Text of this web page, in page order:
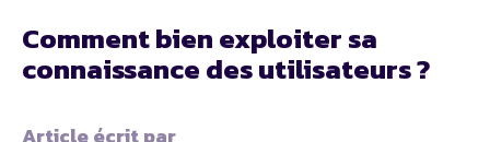
Comment bien exploiter sa
connaissance des utilisateurs ?